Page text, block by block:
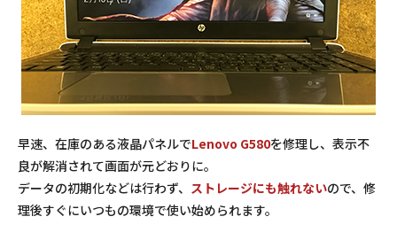
早速、在庫のある液晶パネルでLenovo G580を修理し、表示不
良が解消されて画面が元どおりに。
データの初期化などは行わず、 ストレージにも触れないので、修
理後すぐにいつもの環境で使い始められます。